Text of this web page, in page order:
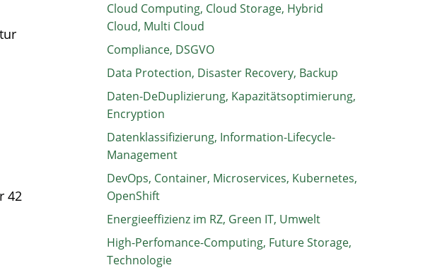
42
Cloud Computing, Cloud Storage, Hybrid
Cloud, Multi Cloud
Compliance, DSGVO
Data Protection, Disaster Recovery, Backup
Daten-DeDuplizierung, Kapazitätsoptimierung,
Encryption
Datenklassifizierung, Information-Lifecycle-
Management
DevOps, Container, Microservices, Kubernetes,
OpenShift
Energieeffizienz im RZ, Green IT, Umwelt
High-Perfomance-Computing, Future Storage,
Technologie